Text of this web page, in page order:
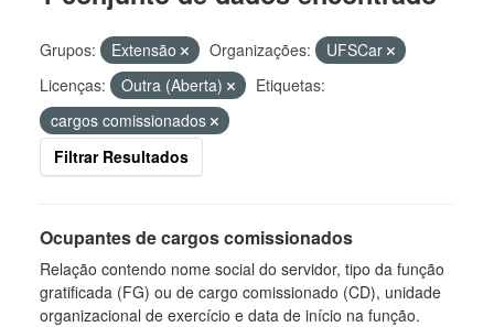
Grupos: Extensão Organizações:
UFSCar
Licenças:
Outra (Aberta)
Etiquetas:
cargos comissionados
Filtrar Resultados
Ocupantes de cargos comissionados
Relação contendo nome social do servidor, tipo da função
gratificada (FG) ou de cargo comissionado (CD), unidade
organizacional de exercício e data de início na função.